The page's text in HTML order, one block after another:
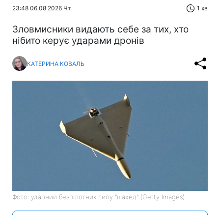
23:48 06.08.2026 Чт 1 хв
Зловмисники видають себе за тих, хто
нібито керує ударами дронів
КАТЕРИНА КОВАЛЬ
Фото: ударний безпілотник типу "шахед" (Getty Images)